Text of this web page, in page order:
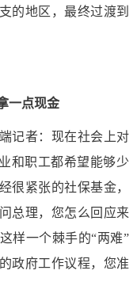
的地区，最终过渡到
一点现金
者：现在社会上对
和职工都希望能够少
很紧张的社保基金，
总理，您怎么回应来
样一个棘手的“两难”
政府工作议程，您准